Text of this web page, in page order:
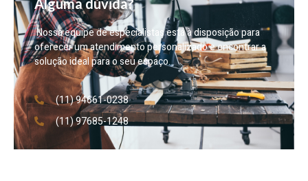
Alguma dúvida?
Nossa equipe de especialistas está à disposição para
oferecer um atendimento personalizado e encontrar a
solução ideal para o seu espaço.
(11) 94661-0238
(11) 97685-1248